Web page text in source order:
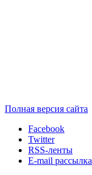
Полная версия сайта
Facebook
Twitter
RSS-ленты
E-mail рассылка